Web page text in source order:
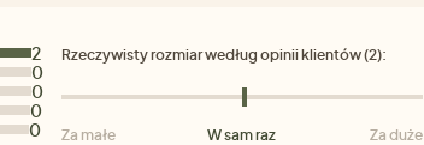
2
0
0
0
0
Rzeczywisty rozmiar według opinii klientów (2):
Za małe W sam raz Za duże